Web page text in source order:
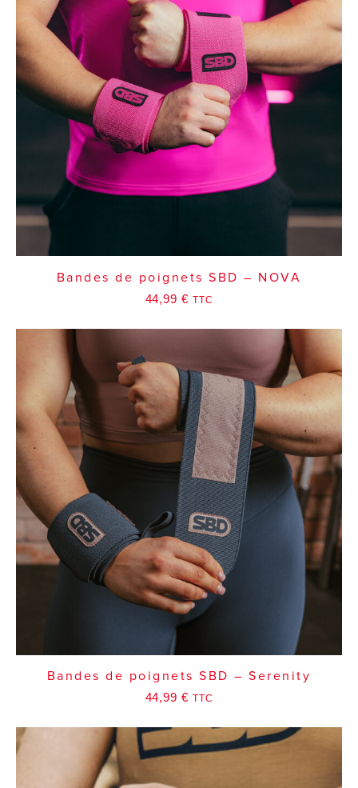
Bandes de poignets SBD – NOVA
44,99 € TTC
Bandes de poignets SBD – Serenity
44,99 € TTC